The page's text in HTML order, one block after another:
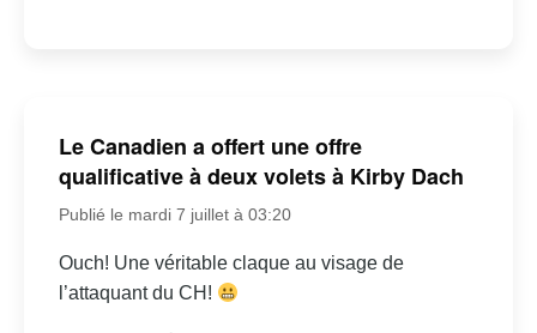
Le Canadien a offert une offre
qualificative à deux volets à Kirby Dach
Publié le mardi 7 juillet à 03:20
Ouch! Une véritable claque au visage de
l’attaquant du CH!